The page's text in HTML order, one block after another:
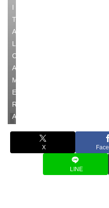
釣行記
I
T
A
L
C
A
M
E
R
A
X
LINE